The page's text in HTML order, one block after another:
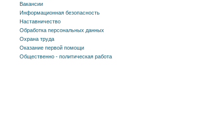
Вакансии
Информационная безопасность
Наставничество
Обработка персональных данных
Охрана труда
Оказание первой помощи
Общественно - политическая работа